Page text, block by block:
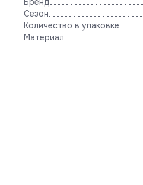
Сезон
Количество в упаковке
Материал